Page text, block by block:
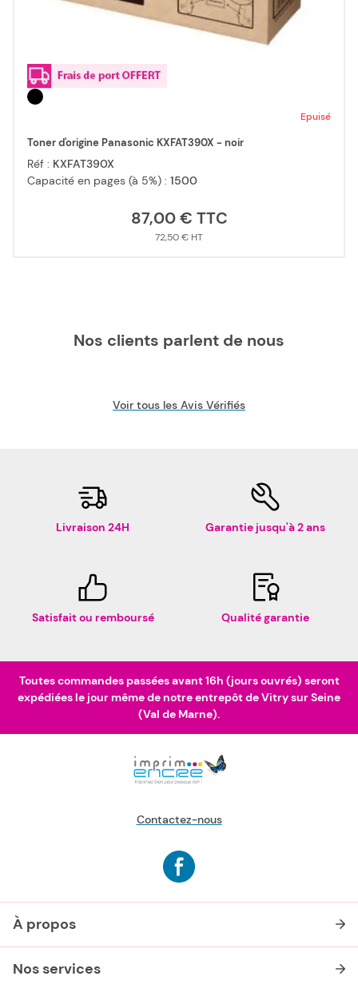
Epuisé
Toner d'origine Panasonic KXFAT390X - noir
Réf : KXFAT390X
Capacité en pages (à 5%) : 1500
87,00 €
72,50 €
Nos clients parlent de nous
Voir tous les Avis Vérifiés
Livraison 24H Garantie jusqu'à 2 ans
Satisfait ou remboursé Qualité garantie
Toutes commandes passées avant 16h (jours ouvrés) seront
expédiées le jour même de notre entrepôt de Vitry sur Seine
(Val de Marne).
Contactez-nous
À propos
Nos services